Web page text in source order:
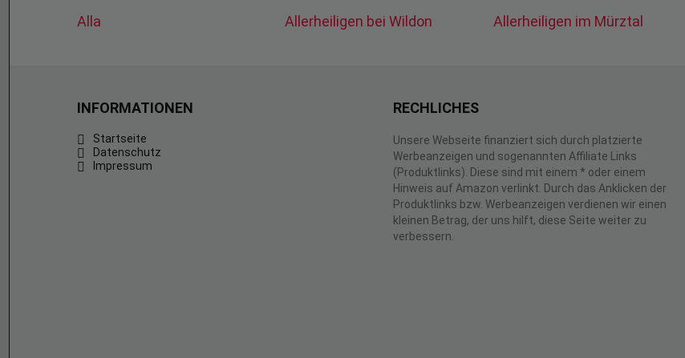
Alla Allerheiligen bei Wildon Allerheiligen im Mürztal
INFORMATIONEN
Startseite
Datenschutz
Impressum
RECHLICHES
Unsere Webseite finanziert sich durch platzierte
Werbeanzeigen und sogenannten Affiliate Links
(Produktlinks). Diese sind mit einem * oder einem
Hinweis auf Amazon verlinkt. Durch das Anklicken der
Produktlinks bzw. Werbeanzeigen verdienen wir einen
kleinen Betrag, der uns hilft, diese Seite weiter zu
verbessern.